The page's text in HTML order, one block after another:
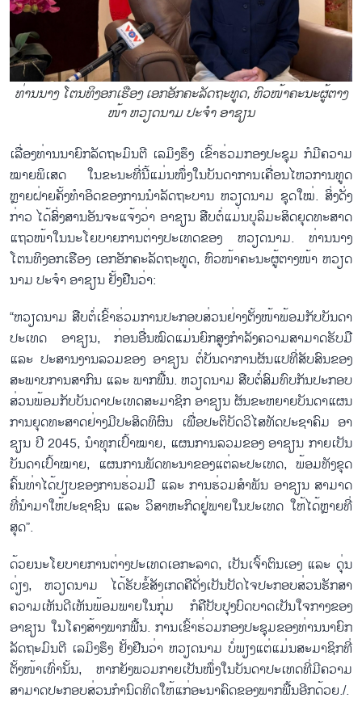
ທ່ານນາງ ໂຕນ​ທິ​ງອກ​ເຮືອງ ເອກ​ອັກ​ຄະ​ລັດ​ຖະ​ທູດ, ຫົວ​ໜ້າ​ຄະ​ນະ​ຜູ້​ຕາງ​
ໜ້າ ຫວຽດ​ນາມ ປະ​ຈຳ ອາ​ຊຽນ
ເລື່ອງ​ທ່ານ​ນາ​ຍົກ​ລັດ​ຖະ​ມົນ​ຕີ ເລ​ມິງ​ຮຶງ ເຂ​ົ້າ​ຮ່ວມກອງ​ປະ​ຊຸມ ກໍ​ມີ​ຄວາມ​
ໝາຍ​ພິ​ເສດ ໃນ​ຂະ​ນະ​ທີ່​ນີ້​ແມ່ນ​ໜຶ່ງ​ໃນ​ບັນ​ດາ​ການ​ເຄື່ອນ​ໄຫວ​ການ​ທູດ
ຫຼາຍ​ຝ່າຍ​ຄັ້ງ​ທຳ​ອິດ​ຂອງ​ການ​ນຳ​ລັດ​ຖະ​ບານ ຫວຽດ​ນາມ ຊຸດ​ໃໝ່. ສິ່ງ​ດັ່ງ​
ກ່າວ ໄດ້​ສົ່ງ​ສານ​ອັນ​ຈະ​ແຈ້ງວ່າ ອາ​ຊຽນ ສືບ​ຕໍ່​ແມ່ນ​ບຸ​ລິ​ມະ​ສິດ​ຍຸດ​ທະ​ສາດ​
ແຖວ​ໜ້າ​ໃນ​ນະ​ໂຍ​ບາຍ​ການ​ຕ່າງ​ປະ​ເທດ​ຂອງ ຫວຽດ​ນາມ. ທ່ານນາງ
ໂຕນ​ທິ​ງອກ​ເຮືອງ ເອກ​ອັກ​ຄະ​ລັດ​ຖະ​ທູດ, ຫົວ​ໜ້າ​ຄະ​ນະ​ຜູ້​ຕາງ​ໜ້າ ຫວຽດ​
ນາມ ປະ​ຈຳ ອາ​ຊຽນ ຢັ້ງ​ຢືນ​ວ່າ:
“ຫວຽດ​ນາມ ສືບ​ຕໍ່​ເຂົ້າ​ຮ່ວມ​ການ​ປະ​ກອບ​ສ່ວນ​ຢ່າງ​ຕັ້ງ​ໜ້າ​ພ້ອມ​ກັບ​ບັນ​ດາ​
ປະ​ເທດ ອາ​ຊຽນ, ກ່ອນ​ອື່ນ​ໝົດ​ແມ່ນ​ຍົກ​ສູງ​ກຳ​ລັງ​ຄວາມ​ສາ​ມາດ​ຮັບ​ມື
ແລະ ປະ​ສານ​ງານ​ລວມ​ຂອງ ອາ​ຊຽນ ຕໍ່​ບັນ​ດາ​ການ​ຜັນ​ແປ​ທີ່​ສັບ​ສົນ​ຂອງ​
ສະ​ພາບ​ການ​ສາ​ກົນ ແລະ ພາກ​ພື້ນ. ຫວຽດ​ນາມ ສືບ​ຕໍ່​ສົມ​ທົບ​ກັນ​ປະ​ກອບ​
ສ່ວນ​ພ້ອມ​ກັບ​ບັນ​ດາ​ປະ​ເທດ​ສະ​ມາ​ຊິກ ອາ​ຊຽນ ຜັນ​ຂະ​ຫຍາຍ​ບັນ​ດາ​ແຜນ​
ການ​ຍຸດ​ທະ​ສາດ​ຢ່າງ​ມີ​ປະ​ສິ​ດ​ທິ​ຜົນ ເພື່ອ​ປະ​ຕ​ິ​ບັດ​ວິ​ໄສ​ທັດ​ປະ​ຊາ​ຄົມ ອາ​
ຊຽນ ປີ 2045, ນຳ​ທຸກ​ເປົ້າ​ໝາຍ, ແຜນ​ການ​ລວມ​ຂອງ ອາ​ຊ​ຽນ ກາຍ​ເປັນ​
ບັນ​ດາ​ເປົ້າ​ໝາຍ, ແຜນ​ການ​ພັດ​ທະ​ນາ​ຂອ​ງ​ແຕ່​ລະ​ປະ​ເທດ, ພ້ອມ​ທັງ​ຂຸດ​
ຄົ້ນ​ທ່າ​ໄດ້​ປຽບ​ຂອງ​ການ​ຮ່ວມ​ມື ແລະ ການ​ຮ່ວມ​ສຳ​ພັນ ອາ​ຊຽນ ສາ​ມາດ​
ທີ່ນຳ​​ມາໃຫ້​ປະ​ຊາ​ຊົນ ແລະ ວິ​ສາ​ຫະ​ກິດ​ຢູ່​ພາຍ​ໃນ​ປະ​ເທດ ໃຫ້​ໄດ້ຫຼາຍ​ທີ່​
ສຸດ”.
ດ້ວຍ​ນະ​ໂຍ​ບາຍ​ການ​ຕ່າງ​ປະ​ເທດ​ເອ​ກະ​ລາດ, ເປັນ​ເຈົ້າ​ຕົນ​ເອງ ແລະ ດຸ່ນ​
ດ່ຽງ, ຫວຽດ​ນາມ ໄດ້​ຮັບ​ຂໍ້​ສັງ​ເກດ​ຄື​ດັ່ງ​ເປັນ​ປັດ​ໄຈ​ປະ​ກອບ​ສ່ວນ​ຮັກ​ສາ​
ຄວາມ​ເຫັນ​ດີ​ເຫັນ​ພ້ອມ​ພາຍ​ໃນ​ກຸ່ມ ກໍ​ຄື​ປັບ​ປຸງ​ບົດ​ບາດ​ເປັນ​ໃຈ​ກາງ​ຂອງ
ອາ​ຊຽນ ໃນ​ໂຄງ​ສ້າງ​ພາກ​ພື້ນ. ການ​ເຂົ້າ​ຮ່ວມກອງ​ປະ​ຊຸມ​ຂອງ​ທ່ານ​ນາ​ຍົກ​
ລັດ​ຖະ​ມົນ​ຕີ ເລ​ມິງ​ຮຶງ ຢັ້ງ​ຢືນ​ວ່າ ຫວຽດ​ນາມ ບໍ່​ພຽງ​ແຕ່​ແມ່ນ​ສະ​ມາ​ຊິກ​ທີ່​
ຕັ້ງ​ໜ້າ​ເທົ່າ​ນັ້ນ, ຫາກ​ຍັງ​ພວມ​ກາຍ​ເປັນ​ໜຶ່ງ​ໃນ​ບັນ​ດາ​ປະ​ເທດ​ທີ່​ມີ​ຄວາມ​
ສາ​ມາດ​ປະ​ກອບ​ສ່ວນ​ກຳ​ນົດ​ທິດ​ໃຫ້​ແກ່​ອະ​ນາ​ຄົດ​ຂອງ​ພາກ​ພື້ນ​ອີກ​ດ້ວຍ./.